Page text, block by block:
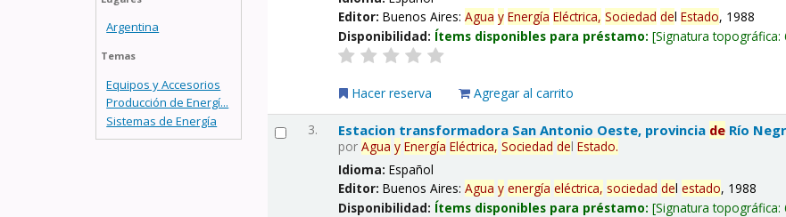
Argentina
Temas
Equipos y Accesorios
Producción de Energí...
Sistemas de Energía
Editor:Buenos Aires:Agua y Energía Eléctrica, Sociedad delEstado, 1988
Disponibilidad: Ítems disponibles para préstamo: Signatura topográfica:
Hacer reserva Agregar al carrito
3. Estacion transformadora San Antonio Oeste, provincia de Río
porAgua y Energía Eléctrica, Sociedad delEstado.
Idioma:Español
Editor:Buenos Aires:Agua y energía eléctrica, sociedad delestado, 1988
Disponibilidad: Ítems disponibles para préstamo: Signatura topográfica: